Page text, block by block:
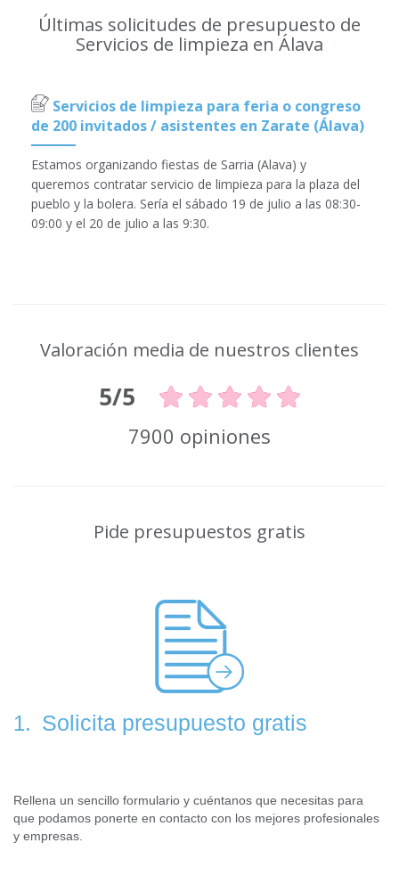
Últimas solicitudes de presupuesto de
Servicios de limpieza en Álava
Servicios de limpieza para feria o congreso
de 200 invitados / asistentes en Zarate (Álava)
Estamos organizando fiestas de Sarria (Alava) y
queremos contratar servicio de limpieza para la plaza del
pueblo y la bolera. Sería el sábado 19 de julio a las 08:30-
09:00 y el 20 de julio a las 9:30.
Valoración media de nuestros clientes
5/5
7900 opiniones
Pide presupuestos gratis
1. Solicita presupuesto gratis
Rellena un sencillo formulario y cuéntanos que necesitas para
que podamos ponerte en contacto con los mejores profesionales
y empresas.